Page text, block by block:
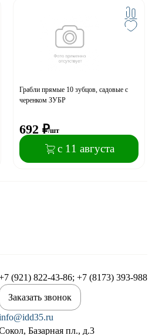
Грабли прямые 10 зубцов, садовые с
черенком ЗУБР
692 ₽/шт
с 11 августа
(921) 822-43-86; +7 (8173) 393-988
Заказать звонок
Базарная пл., д.3